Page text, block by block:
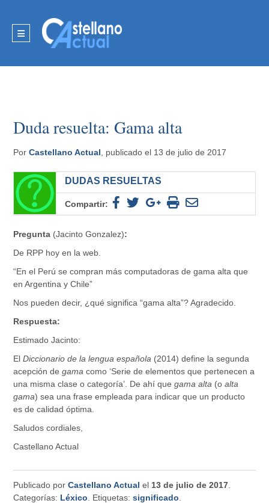
Duda resuelta: Gama alta
PorCastellano Actual , publicado el 13 de julio de 2017
DUDAS RESUELTAS
Compartir:
Pregunta (Jacinto Gonzalez):
De RPP hoy en la web.
“En el Perú se compran más computadoras de gama alta que
en Argentina y Chile”
Nos pueden decir, ¿qué significa “gama alta”? Agradecido.
Respuesta:
Estimado Jacinto:
ElDiccionario de la lengua española (2014) define la segunda
acepción degama como ‘Serie de elementos que pertenecen a
una misma clase o categoría’. De ahí quegama alta (oalta
gama) sea una frase empleada para indicar que un producto
es de calidad óptima.
Saludos cordiales,
Castellano Actual
Publicado porCastellano Actual el 13 de julio de 2017
Categorías: Léxico . Etiquetas:significado